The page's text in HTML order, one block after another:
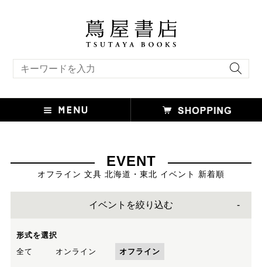
EVENT
オフライン 文具 北海道・東北 イベント 新着順
イベントを絞り込む
形式を選択
全て
オンライン オフライン